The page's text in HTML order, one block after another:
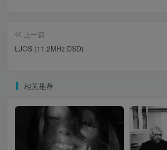
上一篇
LJOS (11.2MHz DSD)
相关推荐